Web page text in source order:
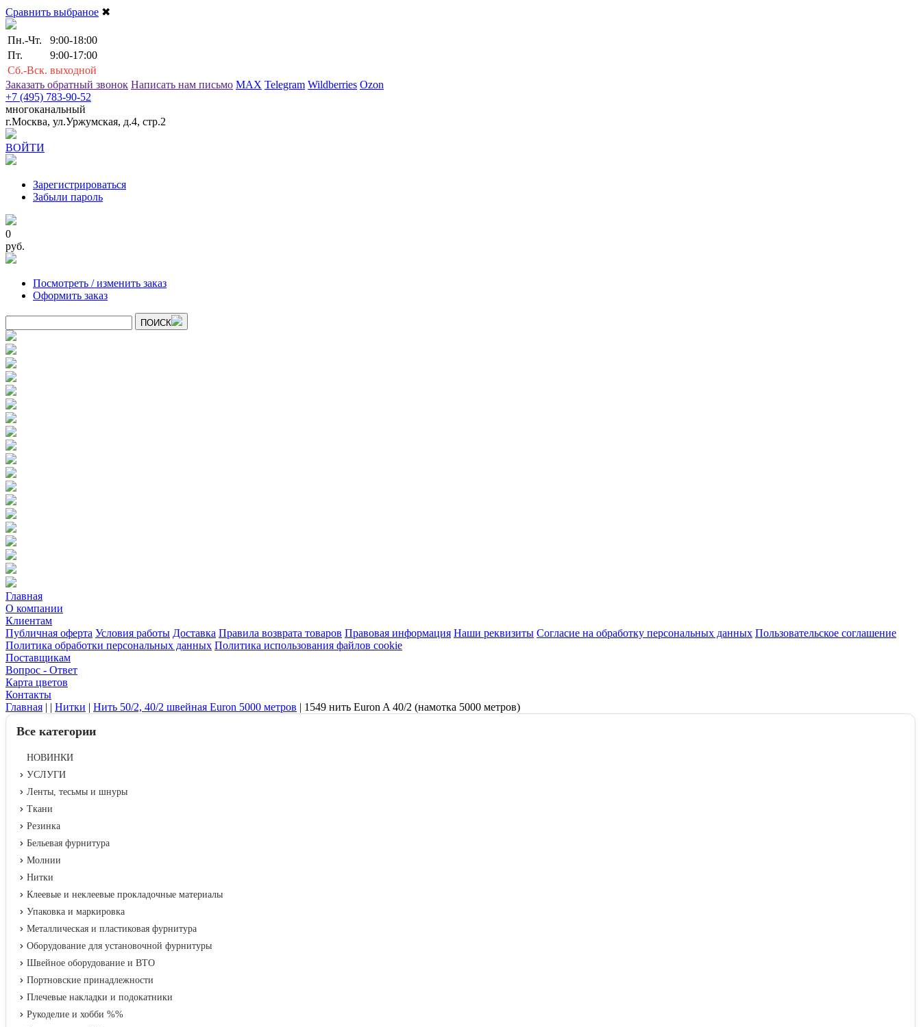
Сравнить выбраное ✖
Пн.-Чт.
9:00-18:00
Пт.
9:00-17:00
Сб.-Вск. выходной
Заказать обратный звонок Написать нам письмо MAX Telegram Wildberries Ozon
+7 (495) 783-90-52
многоканальный
г.Москва, ул.Уржумская, д.4, стр.2
ВОЙТИ
Зарегистрироваться
Забыли пароль
0
руб.
Посмотреть / изменить заказ
Оформить заказ
ПОИСК
Главная
О компании
Клиентам
Публичная оферта Условия работы Доставка Правила возврата товаров Правовая информация Наши реквизиты Согласие на обработку персональных данных Пользовательское соглашение
Политика обработки персональных данных Политика использования файлов cookie
Поставщикам
Вопрос - Ответ
Карта цветов
Контакты
Главная | | Нитки | Нить 50/2, 40/2 швейная Euron 5000 метров | 1549 нить Euron A 40/2 (намотка 5000 метров)
Все категории
НОВИНКИ
УСЛУГИ
Ленты, тесьмы и шнуры
Ткани
Резинка
Бельевая фурнитура
Молнии
Нитки
Клеевые и неклеевые прокладочные материалы
Упаковка и маркировка
Металлическая и пластиковая фурнитура
Оборудование для установочной фурнитуры
Швейное оборудование и ВТО
Портновские принадлежности
Плечевые накладки и подокатники
Рукоделие и хобби %%